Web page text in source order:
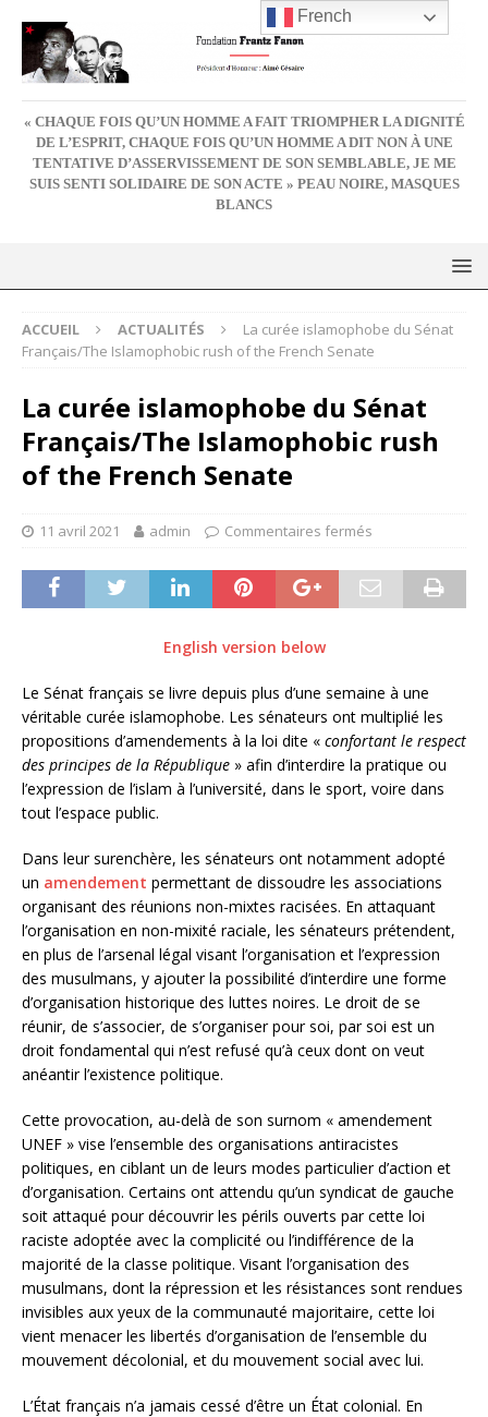
« CHAQUE FOIS QU’UN HOMME A FAIT TRIOMPHER LA DIGNITÉ
DE L’ESPRIT, CHAQUE FOIS QU’UN HOMME A DIT NON À UNE
TENTATIVE D’ASSERVISSEMENT DE SON SEMBLABLE, JE ME
SUIS SENTI SOLIDAIRE DE SON ACTE » PEAU NOIRE, MASQUES
BLANCS
ACCUEIL ACTUALITÉS
La curée islamophobe du Sénat
Français/The Islamophobic rush of the French Senate
La curée islamophobe du Sénat
Français/The Islamophobic rush
of the French Senate
11 avril 2021 admin Commentaires fermés
English version below
Le Sénat français se livre depuis plus d’une semaine à une
véritable curée islamophobe. Les sénateurs ont multiplié les
propositions d’amendements à la loi dite « confortant le respect
des principes de la République » afin d’interdire la pratique ou
l’expression de l’islam à l’université, dans le sport, voire dans
tout l’espace public.
Dans leur surenchère, les sénateurs ont notamment adopté
un amendement permettant de dissoudre les associations
organisant des réunions non-mixtes racisées. En attaquant
l’organisation en non-mixité raciale, les sénateurs prétendent,
en plus de l’arsenal légal visant l’organisation et l’expression
des musulmans, y ajouter la possibilité d’interdire une forme
d’organisation historique des luttes noires. Le droit de se
réunir, de s’associer, de s’organiser pour soi, par soi est un
droit fondamental qui n’est refusé qu’à ceux dont on veut
anéantir l’existence politique.
Cette provocation, au-delà de son surnom « amendement
UNEF » vise l’ensemble des organisations antiracistes
politiques, en ciblant un de leurs modes particulier d’action et
d’organisation. Certains ont attendu qu’un syndicat de gauche
soit attaqué pour découvrir les périls ouverts par cette loi
raciste adoptée avec la complicité ou l’indifférence de la
majorité de la classe politique. Visant l’organisation des
musulmans, dont la répression et les résistances sont rendues
invisibles aux yeux de la communauté majoritaire, cette loi
vient menacer les libertés d’organisation de l’ensemble du
mouvement décolonial, et du mouvement social avec lui.
L’État français n’a jamais cessé d’être un État colonial. En
French